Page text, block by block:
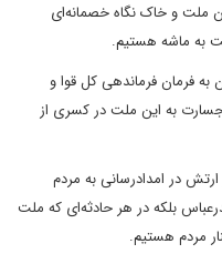
ملت و خاک نگاه خصمانه‌ای
به ماشه هستیم.
فرمان فرماندهی کل قوا و
به این ملت در کسری از
در امدادرسانی به مردم
بلکه در هر حادثه‌ای که ملت
مردم هستیم.